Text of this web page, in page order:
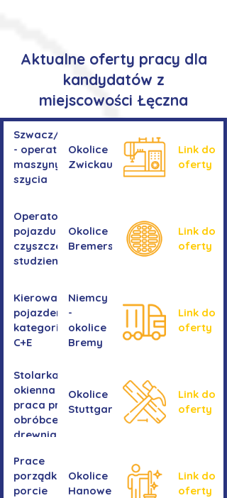
Aktualne oferty pracy dla
kandydatów z
miejscowości Łęczna
Szwacz/Szwaczka
- operator
maszyny do
szycia
Okolice
Zwickau
Link do
oferty
Operator/operatorka
pojazdu do
czyszczenia
studzienek
Okolice
Bremershaven
Link do
oferty
Kierowanie
pojazdem
kategorii
C+E
Niemcy
-
okolice
Bremy
Link do
oferty
Stolarka
okienna -
praca przy
obróbce
drewnianych
okiennych
Okolice
Stuttgartu
Link do
oferty
Prace
porządkowe w
porcie
Okolice
Hanoweru
Link do
oferty